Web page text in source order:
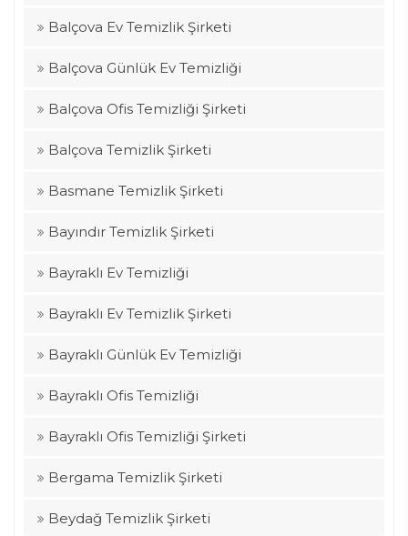
Balçova Ev Temizlik Şirketi
Balçova Günlük Ev Temizliği
Balçova Ofis Temizliği Şirketi
Balçova Temizlik Şirketi
Basmane Temizlik Şirketi
Bayındır Temizlik Şirketi
Bayraklı Ev Temizliği
Bayraklı Ev Temizlik Şirketi
Bayraklı Günlük Ev Temizliği
Bayraklı Ofis Temizliği
Bayraklı Ofis Temizliği Şirketi
Bergama Temizlik Şirketi
Beydağ Temizlik Şirketi